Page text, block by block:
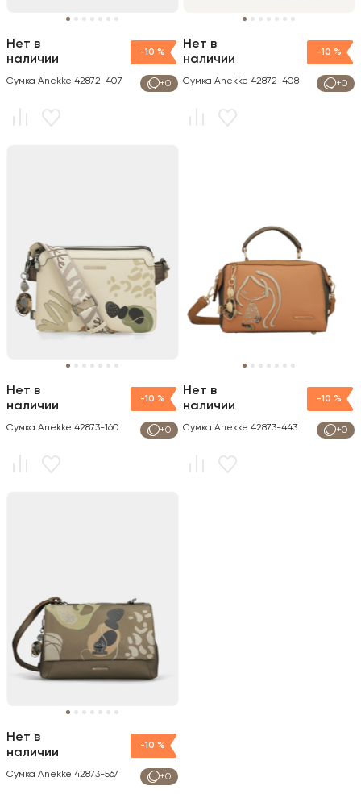
-10 %
+0
Нет в
наличии
Сумка Anekke 42872-407
-10 %
+0
Нет в
наличии
Сумка Anekke 42872-408
-10 %
+0
Нет в
наличии
Сумка Anekke 42873-160
-10 %
+0
Нет в
наличии
Сумка Anekke 42873-443
-10 %
+0
Нет в
наличии
Сумка Anekke 42873-567